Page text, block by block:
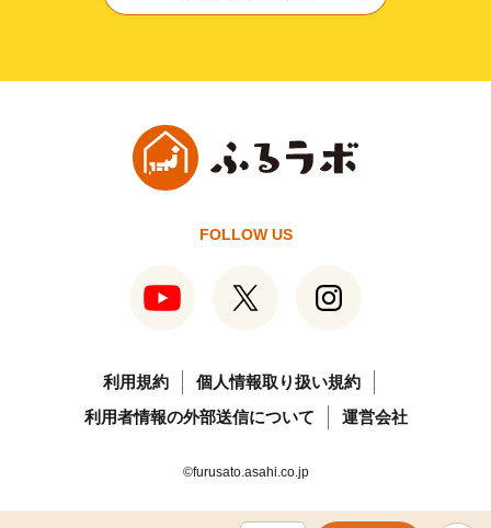
FOLLOW US
利用規約
個人情報取り扱い規約
利用者情報の外部送信について
運営会社
©furusato.asahi.co.jp